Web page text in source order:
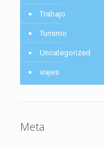
Trabajo
Turismo
Uncategorized
viajes
Meta